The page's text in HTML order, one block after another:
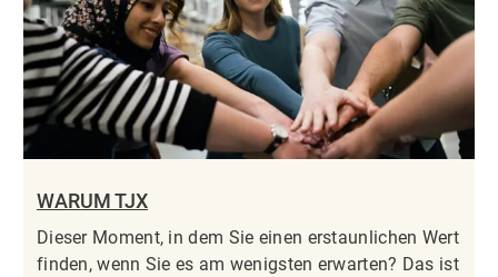
WARUM TJX
Dieser Moment, in dem Sie einen erstaunlichen Wert
finden, wenn Sie es am wenigsten erwarten? Das ist